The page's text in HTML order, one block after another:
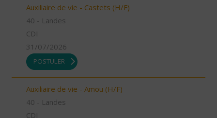
Auxiliaire de vie - Castets (H/F)
40 - Landes
CDI
31/07/2026
POSTULER
Auxiliaire de vie - Amou (H/F)
40 - Landes
CDI